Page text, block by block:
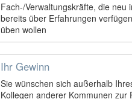
Fach-/Verwaltungskräfte, die neu
bereits über Erfahrungen
üben wollen
Ihr Gewinn
Sie wünschen sich außerhalb
Kollegen anderer Kommunen